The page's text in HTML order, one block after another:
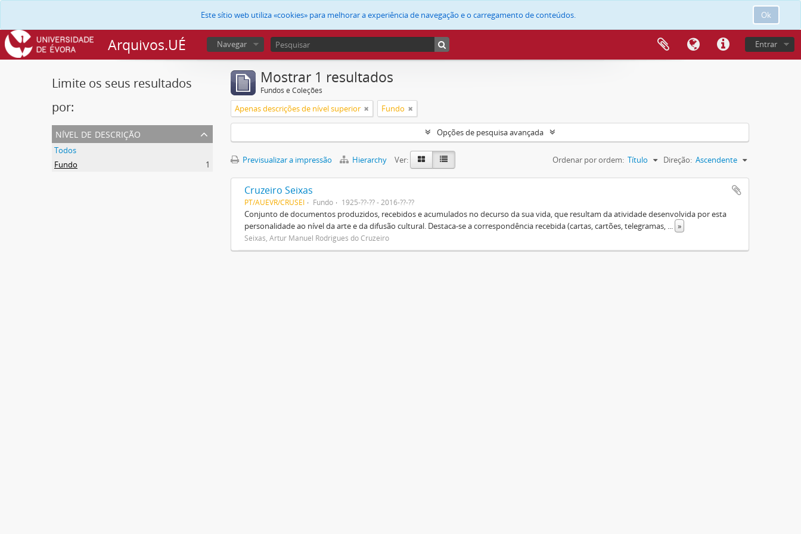
Ok
Este sítio web utiliza «cookies» para melhorar a experiência de navegação e o carregamento de conteúdos.
Arquivos.UÉ Entrar
Navegar
Limite os seus resultados
por:
nível de descrição
Todos
Fundo
1
Mostrar 1 resultados
Fundos e Coleções
Apenas descrições de nível superior Fundo
Opções de pesquisa avançada
Previsualizar a impressão Hierarchy Ver: Ordenar por ordem: Título Direção: Ascendente
Cruzeiro Seixas
PT/AUEVR/CRUSEI Fundo 1925-??-?? - 2016-??-??
Conjunto de documentos produzidos, recebidos e acumulados no decurso da sua vida, que resultam da atividade desenvolvida por esta
personalidade ao nível da arte e da difusão cultural. Destaca-se a correspondência recebida (cartas, cartões, telegramas, ... »
Seixas, Artur Manuel Rodrigues do Cruzeiro